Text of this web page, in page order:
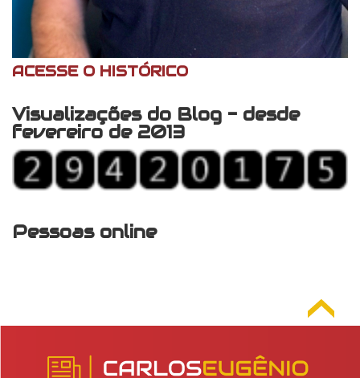
ACESSE O HISTÓRICO
Visualizações do Blog - desde
fevereiro de 2013
Pessoas online